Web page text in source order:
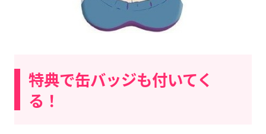
特典で缶バッジも付いてく
る！